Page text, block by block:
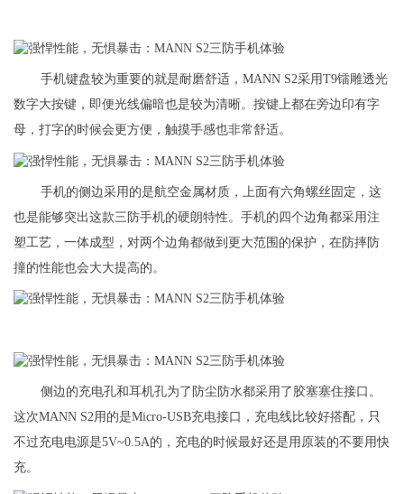
手机键盘较为重要的就是耐磨舒适，MANN S2采用T9镭雕透光
数字大按键，即便光线偏暗也是较为清晰。按键上都在旁边印有字
母，打字的时候会更方便，触摸手感也非常舒适。
手机的侧边采用的是航空金属材质，上面有六角螺丝固定，这
也是能够突出这款三防手机的硬朗特性。手机的四个边角都采用注
塑工艺，一体成型，对两个边角都做到更大范围的保护，在防摔防
撞的性能也会大大提高的。
侧边的充电孔和耳机孔为了防尘防水都采用了胶塞塞住接口。
这次MANN S2用的是Micro-USB充电接口，充电线比较好搭配，只
不过充电电源是5V~0.5A的，充电的时候最好还是用原装的不要用快
充。